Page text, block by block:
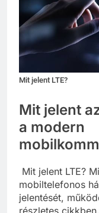
Mit jelent LTE?
Mit jelent
a modern
Mit jelent LTE?
mobiltelefonos
jelentését,